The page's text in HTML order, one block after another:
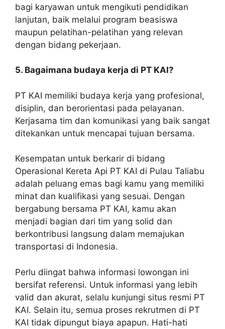
bagi karyawan untuk mengikuti pendidikan
lanjutan, baik melalui program beasiswa
maupun pelatihan-pelatihan yang relevan
dengan bidang pekerjaan.
5. Bagaimana budaya kerja di PT KAI?
PT KAI memiliki budaya kerja yang profesional,
disiplin, dan berorientasi pada pelayanan.
Kerjasama tim dan komunikasi yang baik sangat
ditekankan untuk mencapai tujuan bersama.
Kesempatan untuk berkarir di bidang
Operasional Kereta Api PT KAI di Pulau Taliabu
adalah peluang emas bagi kamu yang memiliki
minat dan kualifikasi yang sesuai. Dengan
bergabung bersama PT KAI, kamu akan
menjadi bagian dari tim yang solid dan
berkontribusi langsung dalam memajukan
transportasi di Indonesia.
Perlu diingat bahwa informasi lowongan ini
bersifat referensi. Untuk informasi yang lebih
valid dan akurat, selalu kunjungi situs resmi PT
KAI. Selain itu, semua proses rekrutmen di PT
KAI tidak dipungut biaya apapun. Hati-hati